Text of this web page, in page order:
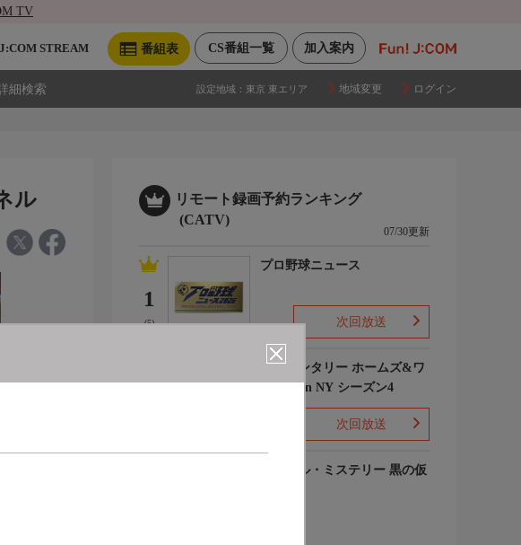
TV
加入案内
CS番組一覧
番組表
J:COM STREAM
細検索 設定地域： 東京 東エリア 地域変更 ログイン
ル
リモート録画予約ランキング
(CATV)
07/30更新
1
(5)
プロ野球ニュース
次回放送
エレメンタリー ホームズ&ワ
トソン in NY シーズン4
次回放送
ルーヴル・ミステリー 黒の仮